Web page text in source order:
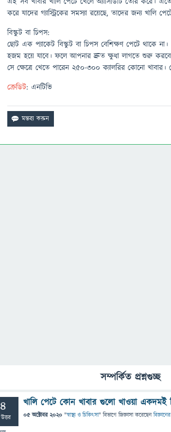
করে যাদের গ্যাস্ট্রিকের সমস্যা রয়েছে, তাদের জন্য খালি
বিস্কুট বা চিপস:
ছোট এক প্যাকেট বিস্কুট বা চিপস বেশিক্ষণ পেটে থাকে না।
হজম হয়ে যাবে। ফলে আপনার দ্রুত ক্ষুধা লাগতে শুরু
সে ক্ষেত্রে খেতে পারেন ২৫০-৩০০ ক্যালরির কোনো
ক্রেডিট: এনটিভি
সম্পর্কিত প্রশ্নগুচ্ছ
4 খালি পেটে কোন খাবার গুলো খাওয়া একদমই
05 অক্টোবর 2020 "স্বাস্থ্য ও চিকিৎসা" বিভাগে জিজ্ঞাসাকরেছেন